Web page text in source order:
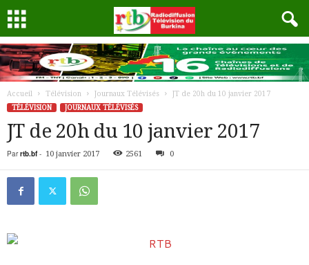
Accueil Télévision Journaux Télévisés
JT de 20h du 10 janvier 2017
TÉLÉVISION
JOURNAUX TÉLÉVISÉS
JT de 20h du 10 janvier 2017
Par rtb.bf- 10 janvier 2017 2561 0